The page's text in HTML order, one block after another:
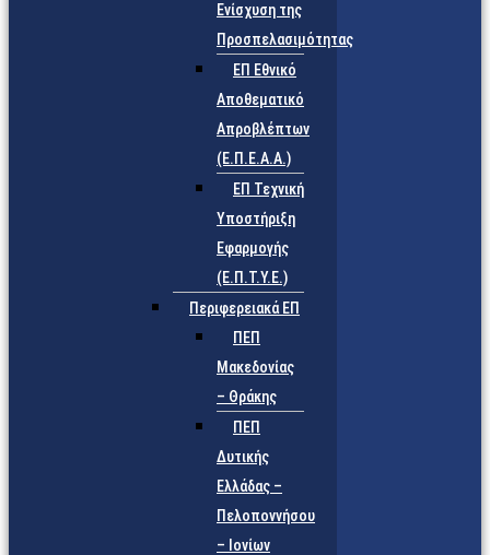
Ενίσχυση της
Προσπελασιμότητας
ΕΠ Εθνικό
Αποθεματικό
Απροβλέπτων
(Ε.Π.Ε.Α.Α.)
ΕΠ Τεχνική
Υποστήριξη
Εφαρμογής
(Ε.Π.Τ.Υ.Ε.)
Περιφερειακά ΕΠ
ΠΕΠ
Μακεδονίας
– Θράκης
ΠΕΠ
Δυτικής
Ελλάδας –
Πελοποννήσου
– Ιονίων